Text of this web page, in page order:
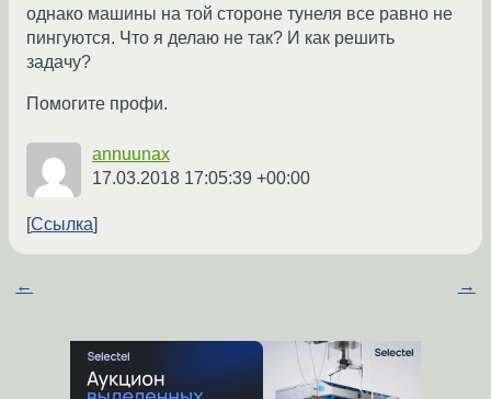
однако машины на той стороне тунеля все равно не
пингуются. Что я делаю не так? И как решить
задачу?
Помогите профи.
annuunax
17.03.2018 17:05:39 +00:00
Ссылка
← →